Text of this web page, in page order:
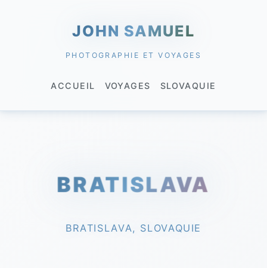
JOHN SAMUEL
PHOTOGRAPHIE ET VOYAGES
ACCUEIL VOYAGES SLOVAQUIE
BRATISLAVA
BRATISLAVA, SLOVAQUIE